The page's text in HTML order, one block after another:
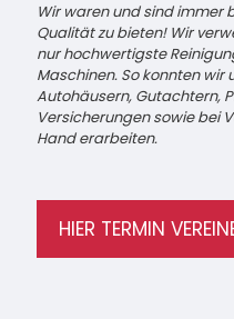
Wir waren und sind immer
Qualität zu bieten! Wir
nur hochwertigste
Maschinen. So konnten wir
Autohäusern, Gutachtern,
Versicherungen sowie bei
Hand erarbeiten.
HIER TERMIN